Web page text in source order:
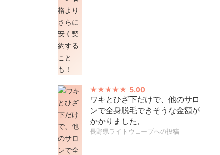
5.00
ワキとひざ下だけで、他のサロ
ンで全身脱毛できそうな金額が
かかりました。
長野県ライトウェーブへの投稿